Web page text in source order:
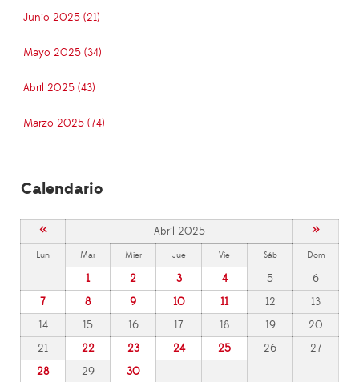
Junio 2025 (21)
Mayo 2025 (34)
Abril 2025 (43)
Marzo 2025 (74)
Calendario
« Abril 2025 »
Lun Mar Mier Jue Vie Sáb Dom
1 2 3 4 5
6
7
8 9 10 11 12
13
14
15 16 17 18 19
20
21
22 23 24 25 26
27
28
29 30